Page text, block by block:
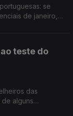
se
de janeiro,
teste do
das
alguns